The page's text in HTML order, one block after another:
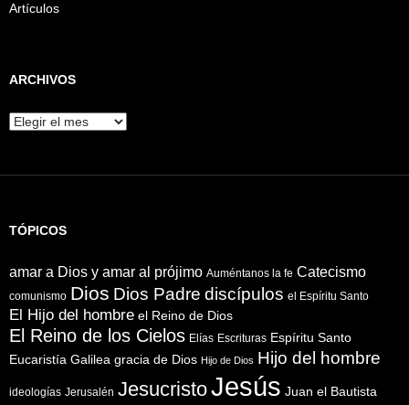
Artículos
ARCHIVOS
Archivos
TÓPICOS
amar a Dios y amar al prójimo Auméntanos la fe Catecismo
comunismo Dios Dios Padre discípulos el Espíritu Santo
El Hijo del hombre el Reino de Dios
El Reino de los Cielos Elías Escrituras Espíritu Santo
Eucaristía Galilea gracia de Dios Hijo de Dios Hijo del hombre
ideologías Jerusalén JesucristoJesús Juan el Bautista